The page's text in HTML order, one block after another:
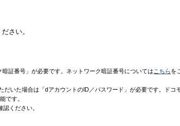
さい。
証番号」が必要です。ネットワーク暗証番号についてはこちら を
いた場合は「dアカウントのID／パスワード」が必要です。ドコ
です。
認ください。